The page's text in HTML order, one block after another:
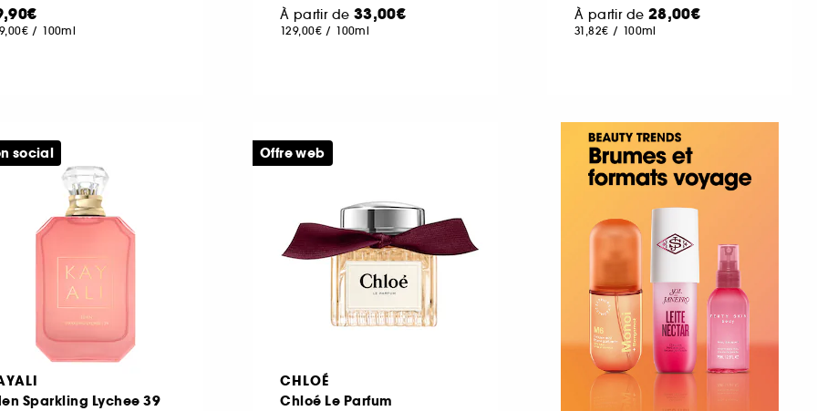
/ 100ml
À partir de 33,00€
129,00€ / 100ml
À partir de 28,00€
31,82€ / 100ml
Sparkling Lychee 39
social
CHLOÉ
Chloé Le Parfum
Offre web